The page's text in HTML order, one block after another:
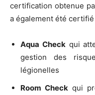
certification obtenue
a également été certifié
Aqua Check qui
gestion des
légionelles
Room Check qui